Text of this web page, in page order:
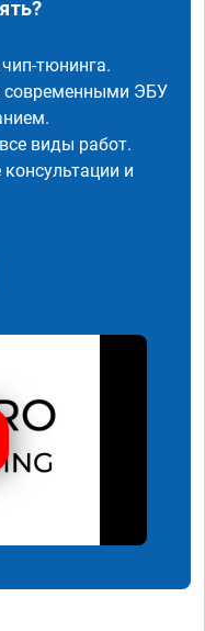
тюнинга.
современными ЭБУ
виды работ.
и